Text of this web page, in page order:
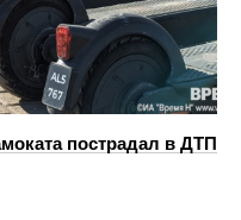
пострадал в ДТП